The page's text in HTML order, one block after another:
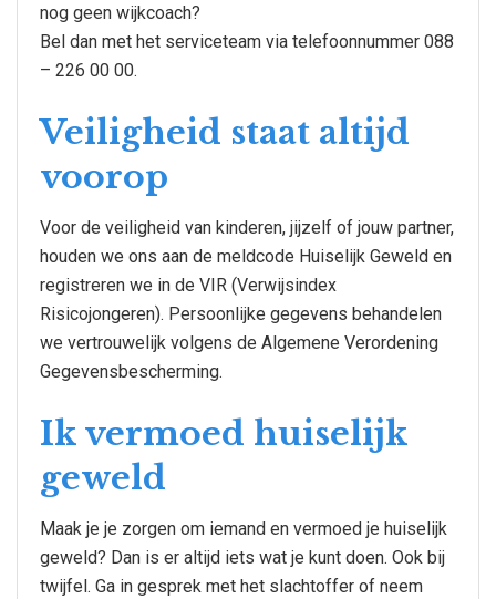
nog geen wijkcoach?
Bel dan met het serviceteam via telefoonnummer 088
– 226 00 00.
Veiligheid staat altijd
voorop
Voor de veiligheid van kinderen, jijzelf of jouw partner,
houden we ons aan de meldcode Huiselijk Geweld en
registreren we in de VIR (Verwijsindex
Risicojongeren). Persoonlijke gegevens behandelen
we vertrouwelijk volgens de Algemene Verordening
Gegevensbescherming.
Ik vermoed huiselijk
geweld
Maak je je zorgen om iemand en vermoed je huiselijk
geweld? Dan is er altijd iets wat je kunt doen. Ook bij
twijfel. Ga in gesprek met het slachtoffer of neem